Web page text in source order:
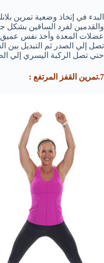
البدء في إتخاذ وضعية تمرين
والقدمين لفرد الساقين بشكل
عضلات المعدة وأخذ نفس عميق
تصل إلي الصدر ثم التبديل بين
حتي تصل الركبة اليسري إلي
7.تمرين القفز المرتفع :